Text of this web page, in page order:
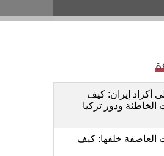
أكراد إيران: كيف
ودور تركيا
العاصفة خلفها: كيف